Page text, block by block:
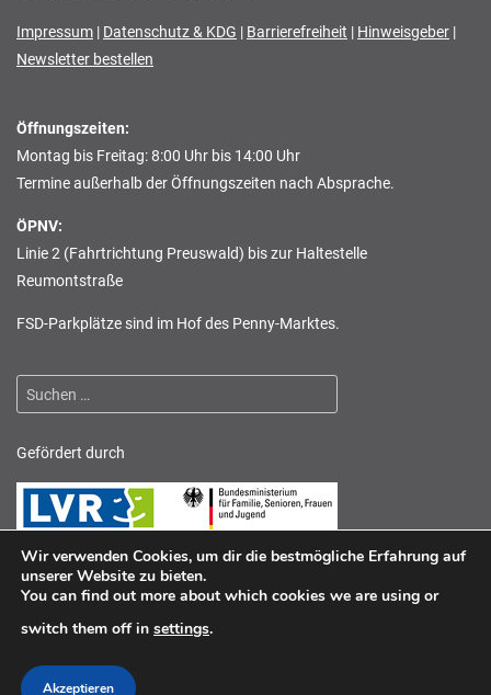
Impressum | Datenschutz & KDG | Barrierefreiheit | Hinweisgeber |
Newsletter bestellen
Öffnungszeiten:
Montag bis Freitag: 8:00 Uhr bis 14:00 Uhr
Termine außerhalb der Öffnungszeiten nach Absprache.
ÖPNV:
Linie 2 (Fahrtrichtung Preuswald) bis zur Haltestelle
Reumontstraße
FSD-Parkplätze sind im Hof des Penny-Marktes.
Suchen
nach:
Gefördert durch
Wir verwenden Cookies, um dir die bestmögliche Erfahrung auf
unserer Website zu bieten.
You can find out more about which cookies we are using or
switch them off in settings.
Akzeptieren